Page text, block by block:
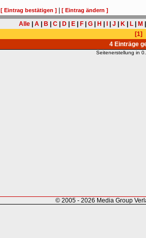
[ Eintrag bestätigen ] |[ Eintrag ändern ]
Alle A B C D E F G H J K L M
[1]
4 Einträge
Seitenerstellung in
© 2005 - 2026 Media Group